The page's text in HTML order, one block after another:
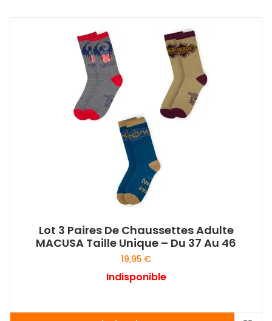
Lot 3 Paires De Chaussettes Adulte
MACUSA Taille Unique – Du 37 Au 46
19,95 €
Indisponible